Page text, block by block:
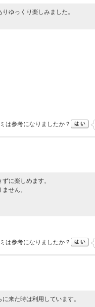
ゆっくり楽しみました。
は参考になりましたか？
に楽しめます。
せん。
は参考になりましたか？
来た時は利用しています。